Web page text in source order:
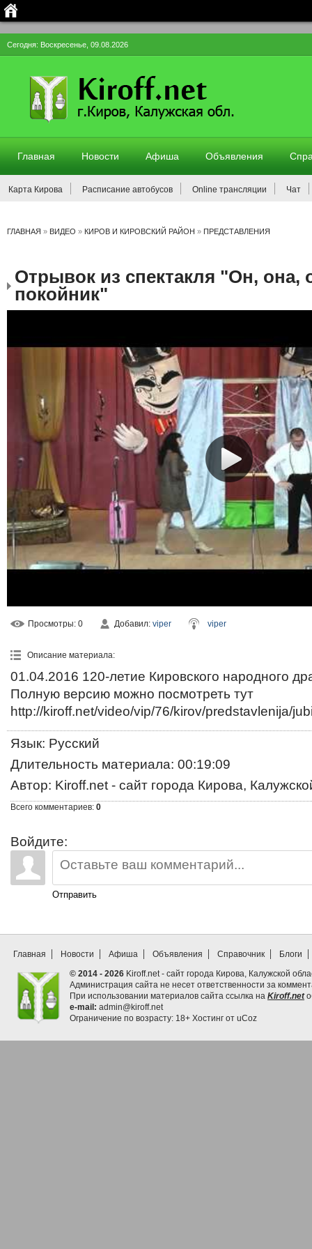
Сегодня: Воскресенье, 09.08.2026
Главная Новости Афиша Объявления
Карта Кирова Расписание автобусов Online трансляции Чат
ГЛАВНАЯ » ВИДЕО » КИРОВ И КИРОВСКИЙ РАЙОН » ПРЕДСТАВЛЕНИЯ
Отрывок из спектакля "Он, она,
покойник"
Просмотры: 0 Добавил: viper viper
Описание материала:
01.04.2016 120-летие Кировского народного
Полную версию можно посмотреть тут
http://kiroff.net/video/vip/76/kirov/predstavlenija/
Язык: Русский
Длительность материала: 00:19:09
Автор: Kiroff.net - сайт города Кирова,
Всего комментариев: 0
Войдите:
Отправить
Главная Новости Афиша Объявления Справочник
Блоги
© 2014 - 2026 Kiroff.net - сайт города Кирова, Калужской
Администрация сайта не несет ответственности за
При использовании материалов сайта ссылка на Kiroff.net
e-mail: admin@kiroff.net
Ограничение по возрасту: 18+ Хостинг от uCoz